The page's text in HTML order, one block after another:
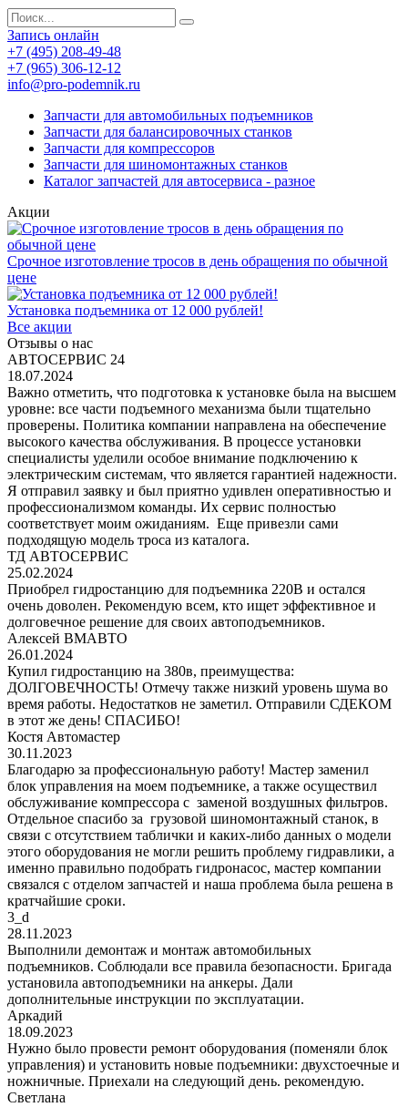
Запись онлайн
+7 (495) 208-49-48
+7 (965) 306-12-12
info@pro-podemnik.ru
Запчасти для автомобильных подъемников
Запчасти для балансировочных станков
Запчасти для компрессоров
Запчасти для шиномонтажных станков
Каталог запчастей для автосервиса - разное
Акции
Срочное изготовление тросов в день обращения по обычной
цене
Установка подъемника от 12 000 рублей!
Все акции
Отзывы о нас
АВТОСЕРВИС 24
18.07.2024
Важно отметить, что подготовка к установке была на высшем
уровне: все части подъемного механизма были тщательно
проверены. Политика компании направлена на обеспечение
высокого качества обслуживания. В процессе установки
специалисты уделили особое внимание подключению к
электрическим системам, что является гарантией надежности.
Я отправил заявку и был приятно удивлен оперативностью и
профессионализмом команды. Их сервис полностью
соответствует моим ожиданиям. Еще привезли сами
подходящую модель троса из каталога.
ТД АВТОСЕРВИС
25.02.2024
Приобрел гидростанцию для подъемника 220В и остался
очень доволен. Рекомендую всем, кто ищет эффективное и
долговечное решение для своих автоподъемников.
Алексей ВМАВТО
26.01.2024
Купил гидростанцию на 380в, преимущества:
ДОЛГОВЕЧНОСТЬ! Отмечу также низкий уровень шума во
время работы. Недостатков не заметил. Отправили СДЕКОМ
в этот же день! СПАСИБО!
Костя Автомастер
30.11.2023
Благодарю за профессиональную работу! Мастер заменил
блок управления на моем подъемнике, а также осуществил
обслуживание компрессора с заменой воздушных фильтров.
Отдельное спасибо за грузовой шиномонтажный станок, в
связи с отсутствием таблички и каких-либо данных о модели
этого оборудования не могли решить проблему гидравлики, а
именно правильно подобрать гидронасос, мастер компании
связался с отделом запчастей и наша проблема была решена в
кратчайшие сроки.
3_d
28.11.2023
Выполнили демонтаж и монтаж автомобильных
подъемников. Соблюдали все правила безопасности. Бригада
установила автоподъемники на анкеры. Дали
дополнительные инструкции по эксплуатации.
Аркадий
18.09.2023
Нужно было провести ремонт оборудования (поменяли блок
управления) и установить новые подъемники: двухстоечные и
ножничные. Приехали на следующий день. рекомендую.
Светлана